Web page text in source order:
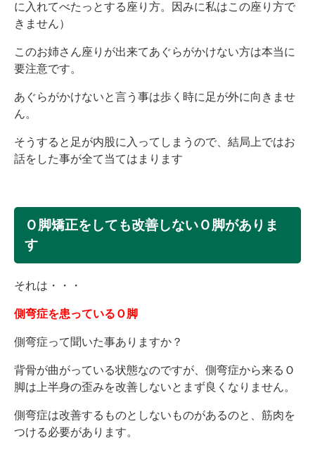
に入れてべたっとする座り方。因みに私はこの座り方で
きません）
このお姉さん座りが出来てあぐらがかけない方は本当に
要注意です。
あぐらがかけないと言う事は歩く時に足が外に向きませ
ん。
そうすると足が内股に入ってしまうので、結局上ではお
話をした事が全て当てはまります
Ｏ脚矯正をしても改善しないＯ脚がありま
す
それは・・・
側弯症を患っているＯ脚
側弯症って聞いた事ありますか？
背骨が曲がっている状態なのですが、側弯症から来るＯ
脚は上半身の歪みを改善しないとまず良くなりません。
側弯症は改善するものとしないものがあるのと、筋肉を
つける必要があります。